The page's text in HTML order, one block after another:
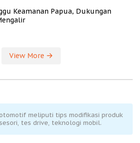
Keamanan Papua, Dukungan
View More
meliputi tips modifikasi produk
tes drive, teknologi mobil.